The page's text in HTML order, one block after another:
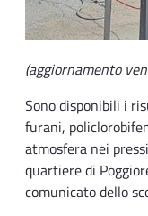
(aggiornamento
Sono disponibili i
furani,
atmosfera nei
quartiere di
comunicato dello